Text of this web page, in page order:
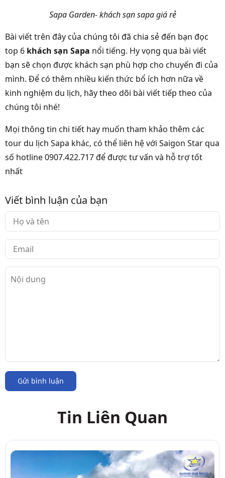
Sapa Garden- khách sạn sapa giá rẻ
Bài viết trên đây của chúng tôi đã chia sẻ đến bạn đọc
top 6 khách sạn Sapa nổi tiếng. Hy vọng qua bài viết
bạn sẽ chọn được khách sạn phù hợp cho chuyến đi của
mình. Để có thêm nhiều kiến thức bổ ích hơn nữa về
kinh nghiệm du lịch, hãy theo dõi bài viết tiếp theo của
chúng tôi nhé!
Mọi thông tin chi tiết hay muốn tham khảo thêm các
tour du lịch Sapa khác, có thể liên hệ với Saigon Star qua
số hotline 0907.422.717 để được tư vấn và hỗ trợ tốt
nhất
Viết bình luận của bạn
Gửi bình luận
Tin Liên Quan